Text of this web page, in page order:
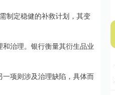
制定稳健的补救计划，其变
治理。银行衡量其衍生品业
项则涉及治理缺陷，具体而